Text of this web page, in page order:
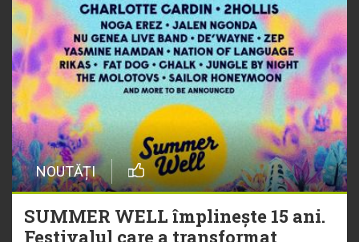
NOUTĂȚI
SUMMER WELL împlinește 15 ani.
Festivalul care a transformat